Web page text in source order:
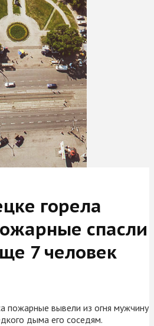
горела
спасли
7 человек
пожарные вывели из огня мужчину
дыма его соседям.